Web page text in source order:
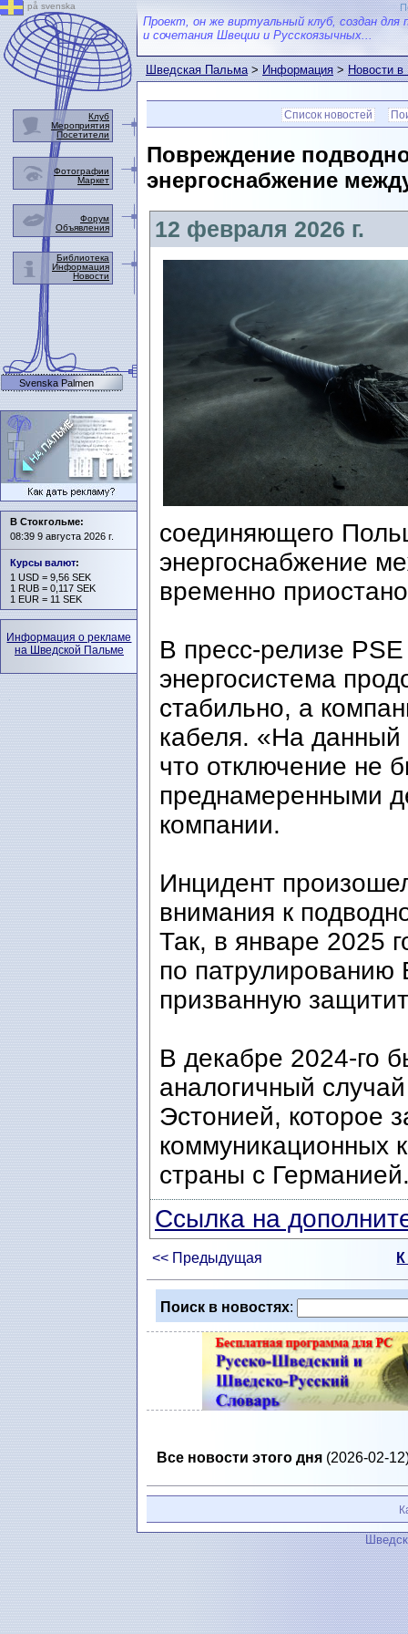
Проект, он же виртуальный клуб, создан для
и сочетания Швеции и Русскоязычных...
Шведская Пальма>Информация>Новости
Список новостей
Повреждение
энергоснабжение
12 февраля 2026 г.
соединяющего
энергоснабжение
временно
В пресс-релизе
энергосистема
стабильно, а
кабеля. «На данный
что отключение не
преднамеренными
компании.
Инцидент
внимания к
Так, в январе 2025
по патрулированию
призванную
В декабре 2024-го
аналогичный
Эстонией, которое
коммуникационных
страны с
Ссылка на
<< Предыдущая
Поиск в новостях:
Все новости этого дня (2026-02-
på svenska
Клуб
Мероприятия
Посетители
Фотографии
Маркет
Форум
Объявления
Библиотека
Информация
Новости
Svenska Palmen
В Стокгольме:
08:39 9 августа 2026 г.
Курсы валют:
1 USD = 9,56 SEK
1 RUB = 0,117 SEK
1 EUR = 11 SEK
Информация о рекламе
на Шведской Пальме